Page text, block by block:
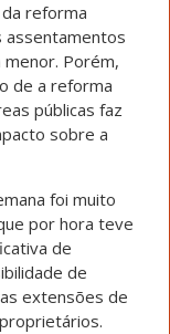
reforma
assentamentos
Porém,
de a reforma
públicas faz
sobre a
foi muito
por hora teve
de
de
extensões de